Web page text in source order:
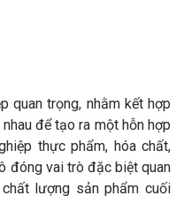
quan trọng, nhằm kết hợp
để tạo ra một hỗn hợp
thực phẩm, hóa chất,
đóng vai trò đặc biệt quan
lượng sản phẩm cuối